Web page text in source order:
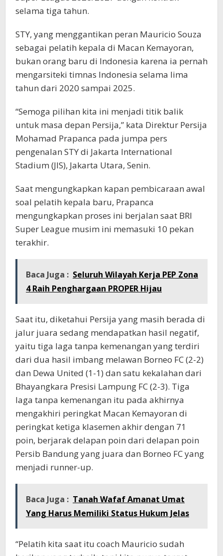
selama tiga tahun.
STY, yang menggantikan peran Mauricio Souza
sebagai pelatih kepala di Macan Kemayoran,
bukan orang baru di Indonesia karena ia pernah
mengarsiteki timnas Indonesia selama lima
tahun dari 2020 sampai 2025.
“Semoga pilihan kita ini menjadi titik balik
untuk masa depan Persija,” kata Direktur Persija
Mohamad Prapanca pada jumpa pers
pengenalan STY di Jakarta International
Stadium (JIS), Jakarta Utara, Senin.
Saat mengungkapkan kapan pembicaraan awal
soal pelatih kepala baru, Prapanca
mengungkapkan proses ini berjalan saat BRI
Super League musim ini memasuki 10 pekan
terakhir.
Baca Juga : Seluruh Wilayah Kerja PEP Zona
4 Raih Penghargaan PROPER Hijau
Saat itu, diketahui Persija yang masih berada di
jalur juara sedang mendapatkan hasil negatif,
yaitu tiga laga tanpa kemenangan yang terdiri
dari dua hasil imbang melawan Borneo FC (2-2)
dan Dewa United (1-1) dan satu kekalahan dari
Bhayangkara Presisi Lampung FC (2-3). Tiga
laga tanpa kemenangan itu pada akhirnya
mengakhiri peringkat Macan Kemayoran di
peringkat ketiga klasemen akhir dengan 71
poin, berjarak delapan poin dari delapan poin
Persib Bandung yang juara dan Borneo FC yang
menjadi runner-up.
Baca Juga : Tanah Wafaf Amanat Umat
Yang Harus Memiliki Status Hukum Jelas
“Pelatih kita saat itu coach Mauricio sudah